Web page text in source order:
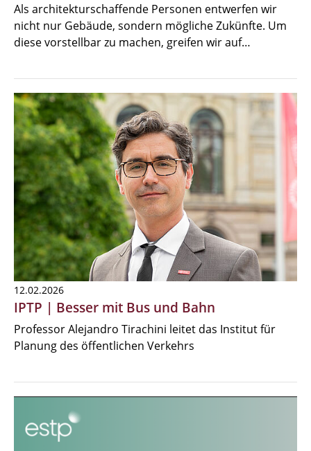
Als architekturschaffende Personen entwerfen wir
nicht nur Gebäude, sondern mögliche Zukünfte. Um
diese vorstellbar zu machen, greifen wir auf…
12.02.2026
IPTP | Besser mit Bus und Bahn
Professor Alejandro Tirachini leitet das Institut für
Planung des öffentlichen Verkehrs